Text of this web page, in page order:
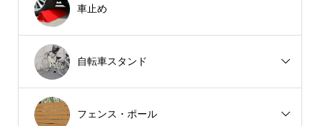
車止め
自転車スタンド
フェンス・ポール